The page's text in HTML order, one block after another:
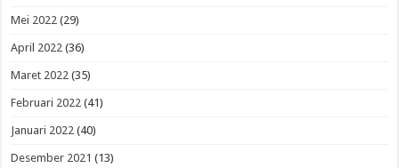
Mei 2022 (29)
April 2022 (36)
Maret 2022 (35)
Februari 2022 (41)
Januari 2022 (40)
Desember 2021 (13)